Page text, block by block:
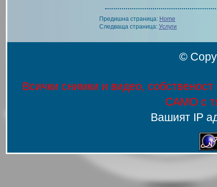
Предишна страница: Home
Следваща страница: Услуги
©
Всички снимки и видео,
САМО с
Вашият IP